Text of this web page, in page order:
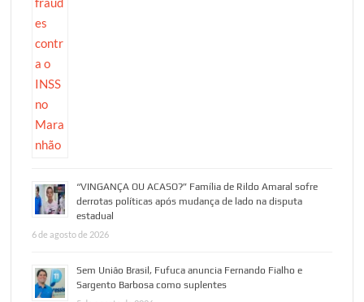
“VINGANÇA OU ACASO?” Família de Rildo Amaral sofre
derrotas políticas após mudança de lado na disputa
estadual
6 de agosto de 2026
Sem União Brasil, Fufuca anuncia Fernando Fialho e
Sargento Barbosa como suplentes